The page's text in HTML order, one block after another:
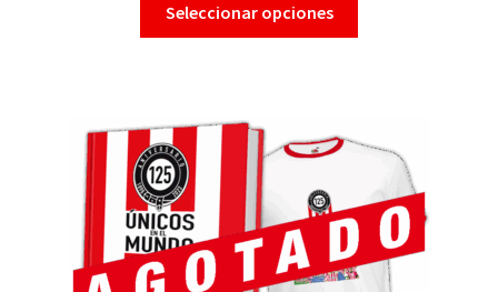
Seleccionar opciones